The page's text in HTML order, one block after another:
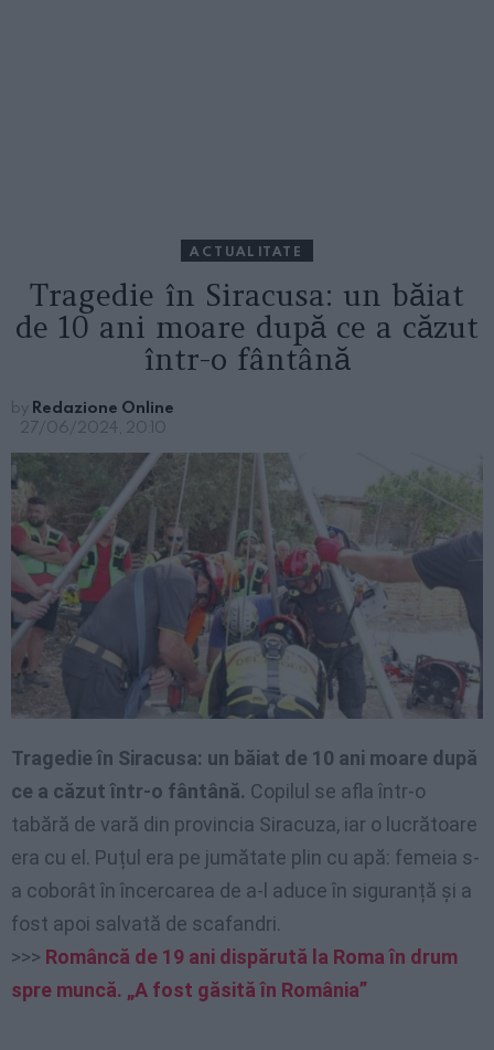
ACTUALITATE
Tragedie în Siracusa: un băiat
de 10 ani moare după ce a căzut
într-o fântână
by Redazione Online
27/06/2024, 20:10
Tragedie în Siracusa: un băiat de 10 ani moare după
ce a căzut într-o fântână. Copilul se afla într-o
tabără de vară din provincia Siracuza, iar o lucrătoare
era cu el. Puțul era pe jumătate plin cu apă: femeia s-
a coborât în încercarea de a-l aduce în siguranță și a
fost apoi salvată de scafandri.
>>> Româncă de 19 ani dispărută la Roma în drum
spre muncă. „A fost găsită în România”